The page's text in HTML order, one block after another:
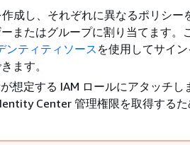
作成し、それぞれに異なるポリシー
またはグループに割り当てます。
ティティソース を使用してサイ
ます。
想定する IAM ロールにアタッチし
Center 管理権限を取得する